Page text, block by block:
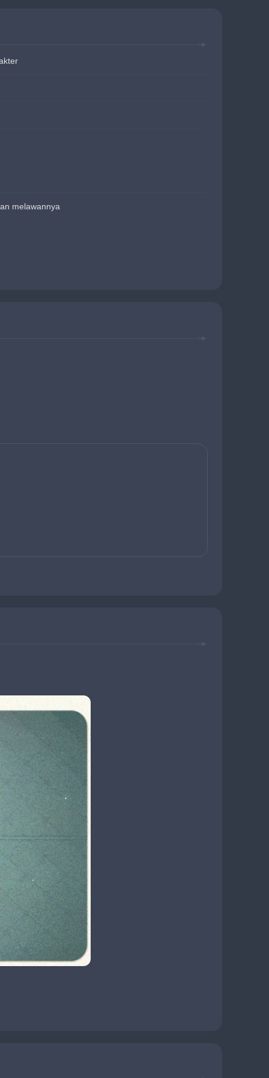
melawannya